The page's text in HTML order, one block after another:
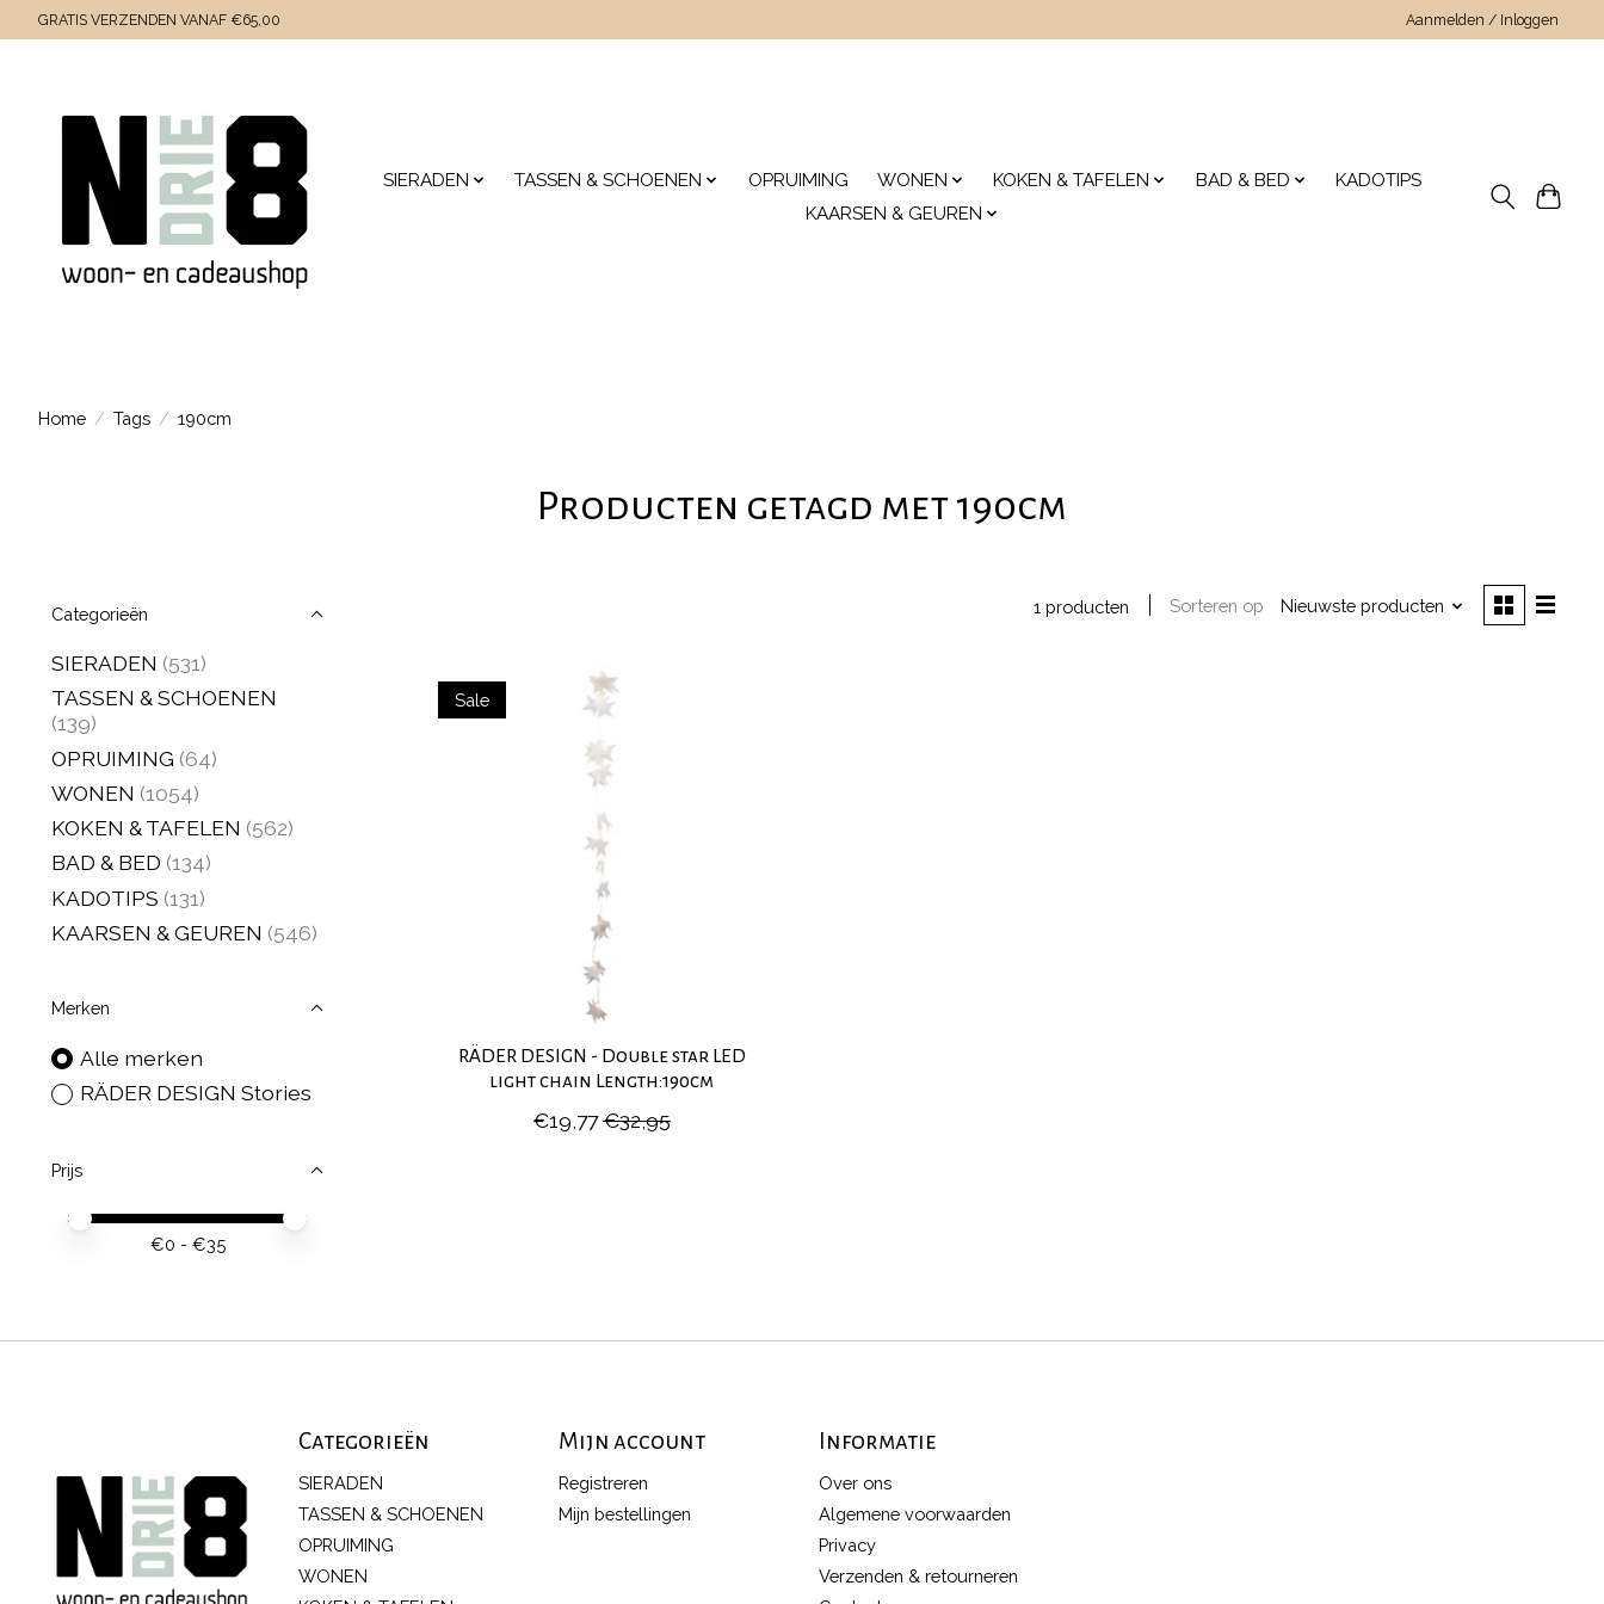
GRATIS VERZENDEN VANAF €65,00 Aanmelden / Inloggen
SIERADEN TASSEN & SCHOENEN OPRUIMING WONEN KOKEN & TAFELEN BAD & BED
KADOTIPS
KAARSEN & GEUREN
Home / Tags / 190cm
Producten getagd met 190cm
Categorieën
SIERADEN (531)
TASSEN & SCHOENEN
(139)
OPRUIMING (64)
WONEN (1054)
KOKEN & TAFELEN (562)
BAD & BED (134)
KADOTIPS (131)
KAARSEN & GEUREN (546)
Merken
Alle merken
RÄDER DESIGN Stories
Prijs
Minimale prijswaarde
Price maximum value
€0 - €35
1 producten Sorteren op Nieuwste producten
Sale
RÄDER DESIGN - Double star LED
light chain Length:190cm
€19,77€32,95
Categorieën
SIERADEN
TASSEN & SCHOENEN
OPRUIMING
WONEN
Mijn account
Registreren
Mijn bestellingen
Informatie
Over ons
Algemene voorwaarden
Privacy
Verzenden & retourneren